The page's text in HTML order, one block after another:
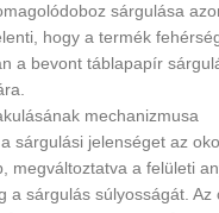
sárgulása
hogy a termék
a bevont táblapapír
mechanizmusa
sárgulási jelenséget az
megváltoztatva a felületi
sárgulás súlyosságát.